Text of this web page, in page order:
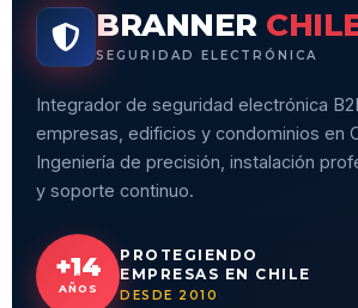
BRANNER
SEGURIDAD ELECTRÓNICA
Integrador de seguridad electrónica
empresas, edificios y condominios en
Ingeniería de precisión, instalación
y soporte continuo.
+14
AÑOS
PROTEGIENDO
EMPRESAS EN CHILE
DESDE 2010